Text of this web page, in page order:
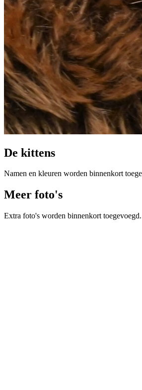
De kittens
Namen en kleuren worden binnenkort
Meer foto's
Extra foto's worden binnenkort toegevoegd.